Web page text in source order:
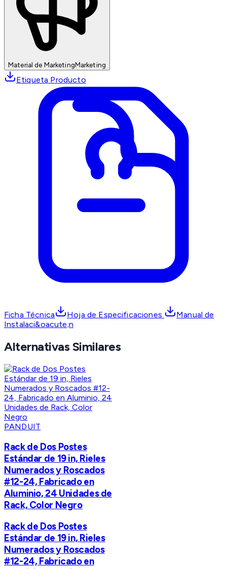
Material de MarketingMarketing
Etiqueta Producto
Ficha Técnica Hoja de Especificaciones
Manual de
Instalaci&oacute;n
Alternativas Similares
PANDUIT
Rack de Dos Postes
Estándar de 19 in, Rieles
Numerados y Roscados
#12-24, Fabricado en
Aluminio, 24 Unidades de
Rack, Color Negro
Rack de Dos Postes
Estándar de 19 in, Rieles
Numerados y Roscados
#12-24, Fabricado en